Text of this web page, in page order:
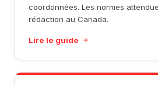
coordonnées. Les normes
rédaction au Canada.
Lire le guide